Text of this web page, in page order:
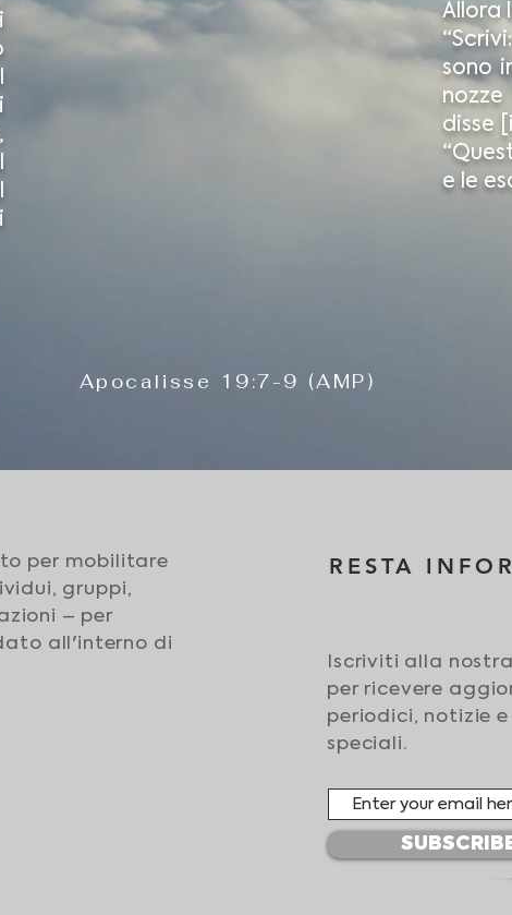
Allora
sono
disse
e le
Apocalisse 19:7-9 (AMP)
per mobilitare
gruppi,
– per
all'interno di
RESTA
Iscriviti alla
per ricevere
periodici, notizie
speciali.